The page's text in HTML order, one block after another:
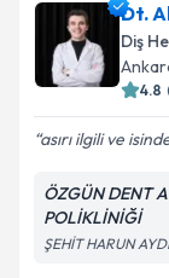
Dt.
Diş
4.8
asırı ilgili ve
ÖZGÜN DENT
POLİKLİNİĞİ
ŞEHİT HARUN